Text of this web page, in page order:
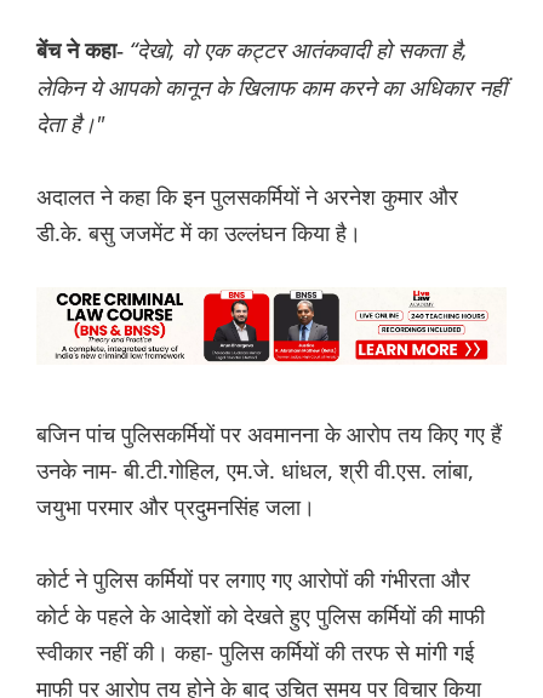
बेंच ने कहा- “देखो, वो एक कट्टर आतंकवादी हो सकता है,
लेकिन ये आपको कानून के खिलाफ काम करने का अधिकार नहीं
देता है।"
अदालत ने कहा कि इन पुलसकर्मियों ने अरनेश कुमार और
डी.के. बसु जजमेंट में का उल्लंघन किया है।
बजिन पांच पुलिसकर्मियों पर अवमानना के आरोप तय किए गए हैं
उनके नाम- बी.टी.गोहिल, एम.जे. धांधल, श्री वी.एस. लांबा,
जयुभा परमार और प्रदुमनसिंह जला।
कोर्ट ने पुलिस कर्मियों पर लगाए गए आरोपों की गंभीरता और
कोर्ट के पहले के आदेशों को देखते हुए पुलिस कर्मियों की माफी
स्वीकार नहीं की। कहा- पुलिस कर्मियों की तरफ से मांगी गई
माफी पर आरोप तय होने के बाद उचित समय पर विचार किया